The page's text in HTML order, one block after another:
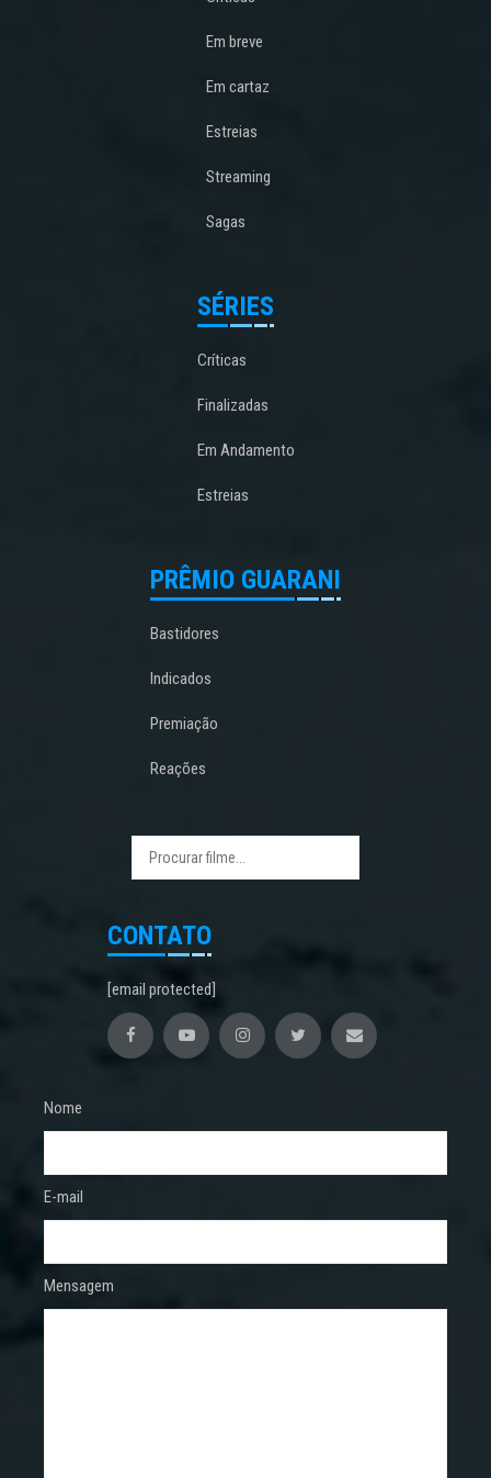
Em breve
Em cartaz
Estreias
Streaming
Sagas
SÉRIES
Críticas
Finalizadas
Em Andamento
Estreias
PRÊMIO GUARANI
Bastidores
Indicados
Premiação
Reações
CONTATO
[email protected]
Nome
E-mail
Mensagem